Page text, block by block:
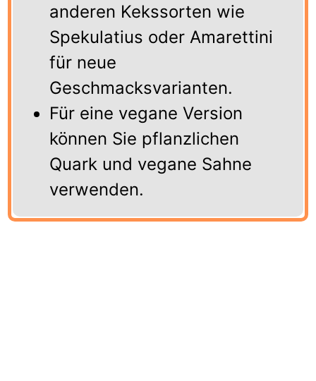
anderen Kekssorten wie
Spekulatius oder Amarettini
für neue
Geschmacksvarianten.
Für eine vegane Version
können Sie pflanzlichen
Quark und vegane Sahne
verwenden.